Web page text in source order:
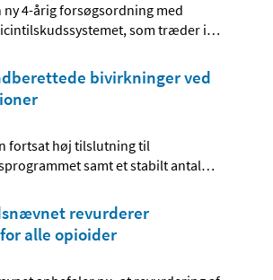
ny 4-årig forsøgsordning med
som træder i…
bivirkninger ved
fortsat høj tilslutning til
samt et stabilt antal…
revurderer
alle opioider